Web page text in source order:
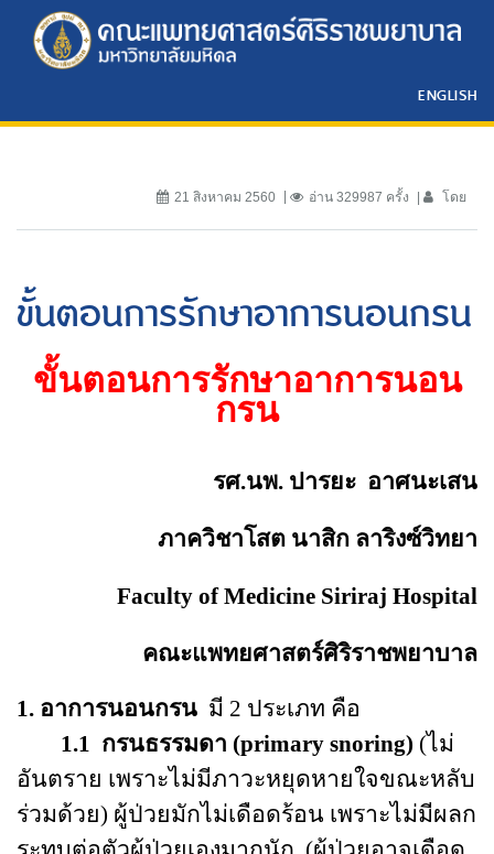
ENGLISH
21 สิงหาคม 2560 อ่าน 329987 ครั้ง โดย
ขั้นตอนการรักษาอาการนอนกรน
ขั้นตอนการรักษาอาการนอน
กรน
รศ.นพ. ปารยะ อาศนะเสน
ภาควิชาโสต นาสิก ลาริงซ์วิทยา
Faculty of Medicine Siriraj Hospital
คณะแพทยศาสตร์ศิริราชพยาบาล
1. อาการนอนกรน มี 2 ประเภท คือ
1.1 กรนธรรมดา (primary snoring) (ไม่
อันตราย เพราะไม่มีภาวะหยุดหายใจขณะหลับ
ร่วมด้วย) ผู้ป่วยมักไม่เดือดร้อน เพราะไม่มีผลก